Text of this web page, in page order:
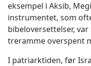
eksempel i Aksib,
instrumentet, som
bibeloversettelser,
treramme overspent
I patriarktiden, før